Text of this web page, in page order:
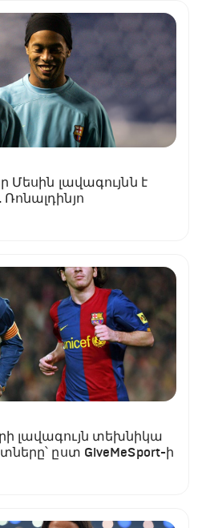
Մեսին լավագույնն է
լավագույն տեխնիկա
ըստ GiveMeSport-ի